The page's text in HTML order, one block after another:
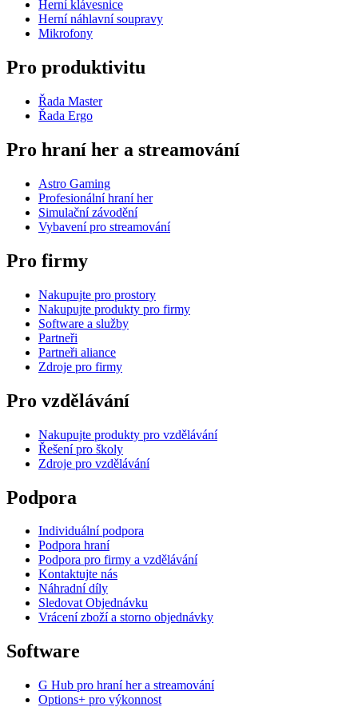
Herní klávesnice
Herní náhlavní soupravy
Mikrofony
Pro produktivitu
Řada Master
Řada Ergo
Pro hraní her a streamování
Astro Gaming
Profesionální hraní her
Simulační závodění
Vybavení pro streamování
Pro firmy
Nakupujte pro prostory
Nakupujte produkty pro firmy
Software a služby
Partneři
Partneři aliance
Zdroje pro firmy
Pro vzdělávání
Nakupujte produkty pro vzdělávání
Řešení pro školy
Zdroje pro vzdělávání
Podpora
Individuální podpora
Podpora hraní
Podpora pro firmy a vzdělávání
Kontaktujte nás
Náhradní díly
Sledovat Objednávku
Vrácení zboží a storno objednávky
Software
G Hub pro hraní her a streamování
Options+ pro výkonnost